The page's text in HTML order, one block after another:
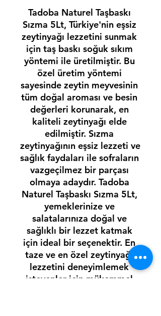
Tadoba Naturel Taşbaskı
Sızma 5Lt, Türkiye'nin eşsiz
zeytinyağı lezzetini sunmak
için taş baskı soğuk sıkım
yöntemi ile üretilmiştir. Bu
özel üretim yöntemi
sayesinde zeytin meyvesinin
tüm doğal aroması ve besin
değerleri korunarak, en
kaliteli zeytinyağı elde
edilmiştir. Sızma
zeytinyağının eşsiz lezzeti ve
sağlık faydaları ile sofraların
vazgeçilmez bir parçası
olmaya adaydır. Tadoba
Naturel Taşbaskı Sızma 5Lt,
yemeklerinize ve
salatalarınıza doğal ve
sağlıklı bir lezzet katmak
için ideal bir seçenektir. En
taze ve en özel zeytinyağı
lezzetini deneyimlemek
isteyenler için mükemmel